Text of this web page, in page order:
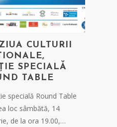
CULTURII
SPECIALĂ
TABLE
specială Round Table
loc sâmbătă, 14
de la ora 19.00,…